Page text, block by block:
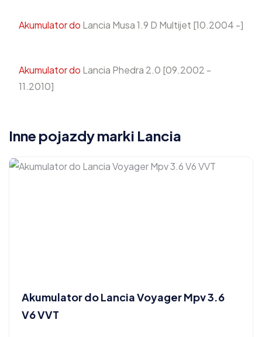
Akumulator do Lancia Musa 1.9 D Multijet [10.2004 -]
Akumulator do Lancia Phedra 2.0 [09.2002 -
11.2010]
Inne pojazdy marki Lancia
Akumulator do Lancia Voyager Mpv 3.6
V6 VVT